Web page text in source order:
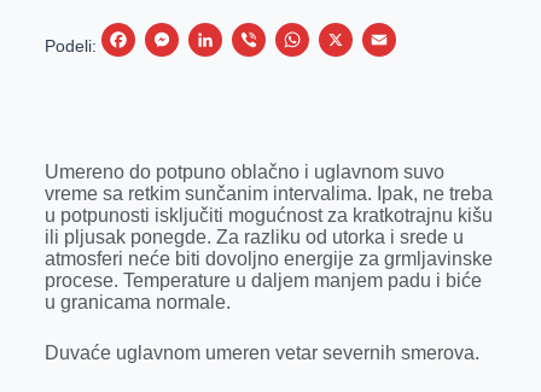
Podeli:
F
b
o
o
k
M
e
n
g
e
r
L
e
d
I
n
V
r
W
s
A
p
p
X
E
l
Umereno do potpuno oblačno i uglavnom suvo
vreme sa retkim sunčanim intervalima. Ipak, ne treba
u potpunosti isključiti mogućnost za kratkotrajnu kišu
ili pljusak ponegde. Za razliku od utorka i srede u
atmosferi neće biti dovoljno energije za grmljavinske
procese. Temperature u daljem manjem padu i biće
u granicama normale.
Duvaće uglavnom umeren vetar severnih smerova.